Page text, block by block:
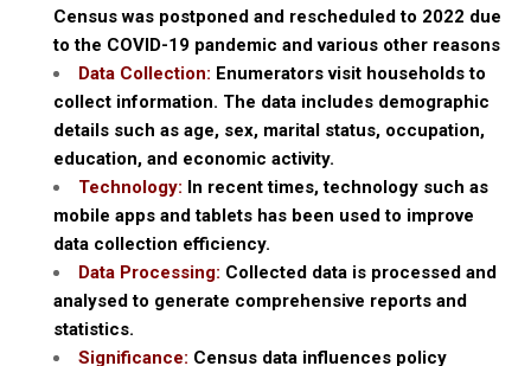
Census was postponed and rescheduled to 2022 due
to the COVID-19 pandemic and various other reasons
Data Collection: Enumerators visit households to
collect information. The data includes demographic
details such as age, sex, marital status, occupation,
education, and economic activity.
Technology: In recent times, technology such as
mobile apps and tablets has been used to improve
data collection efficiency.
Data Processing: Collected data is processed and
analysed to generate comprehensive reports and
statistics.
Significance: Census data influences policy